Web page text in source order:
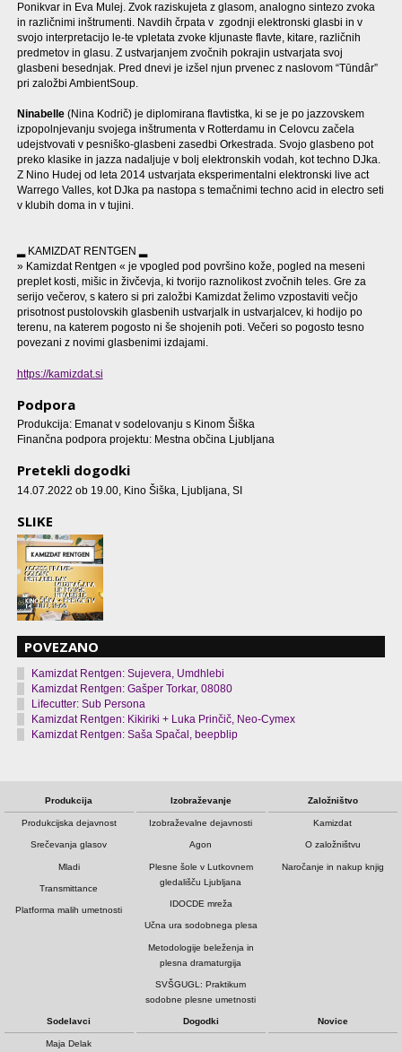
Ponikvar in Eva Mulej. Zvok raziskujeta z glasom, analogno sintezo zvoka
in različnimi inštrumenti. Navdih črpata v zgodnji elektronski glasbi in v
svojo interpretacijo le-te vpletata zvoke kljunaste flavte, kitare, različnih
predmetov in glasu. Z ustvarjanjem zvočnih pokrajin ustvarjata svoj
glasbeni besednjak. Pred dnevi je izšel njun prvenec z naslovom “Tūndâr”
pri založbi AmbientSoup.
Ninabelle(Nina Kodrič) je diplomirana flavtistka, ki se je po jazzovskem
izpopolnjevanju svojega inštrumenta v Rotterdamu in Celovcu začela
udejstvovati v pesniško-glasbeni zasedbi Orkestrada. Svojo glasbeno pot
preko klasike in jazza nadaljuje v bolj elektronskih vodah, kot techno DJka.
Z Nino Hudej od leta 2014 ustvarjata eksperimentalni elektronski live act
Warrego Valles, kot DJka pa nastopa s temačnimi techno acid in electro seti
v klubih doma in v tujini.
▂ KAMIZDAT RENTGEN ▂
» Kamizdat Rentgen « je vpogled pod površino kože, pogled na meseni
preplet kosti, mišic in živčevja, ki tvorijo raznolikost zvočnih teles. Gre za
serijo večerov, s katero si pri založbi Kamizdat želimo vzpostaviti večjo
prisotnost pustolovskih glasbenih ustvarjalk in ustvarjalcev, ki hodijo po
terenu, na katerem pogosto ni še shojenih poti. Večeri so pogosto tesno
povezani z novimi glasbenimi izdajami.
https://kamizdat.si
Podpora
Produkcija: Emanat v sodelovanju s Kinom Šiška
Finančna podpora projektu: Mestna občina Ljubljana
Pretekli dogodki
14.07.2022 ob 19.00, Kino Šiška, Ljubljana, SI
SLIKE
POVEZANO
Kamizdat Rentgen: Sujevera, Umdhlebi
Kamizdat Rentgen: Gašper Torkar, 08080
Lifecutter: Sub Persona
Kamizdat Rentgen: Kikiriki + Luka Prinčič, Neo-Cymex
Kamizdat Rentgen: Saša Spačal, beepblip
Produkcija
Produkcijska dejavnost
Srečevanja glasov
Mladi
Transmittance
Platforma malih umetnosti
Izobraževanje
Izobraževalne dejavnosti
Agon
Plesne šole v Lutkovnem
gledališču Ljubljana
IDOCDE mreža
Učna ura sodobnega plesa
Metodologije beleženja in
plesna dramaturgija
SVŠGUGL: Praktikum
sodobne plesne umetnosti
Založništvo
Kamizdat
O založništvu
Naročanje in nakup knjig
Sodelavci
Maja Delak
Dogodki Novice